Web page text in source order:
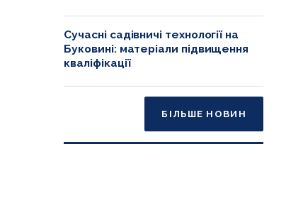
Сучасні садівничі технології на
Буковині: матеріали підвищення
кваліфікації
БІЛЬШЕ НОВИН